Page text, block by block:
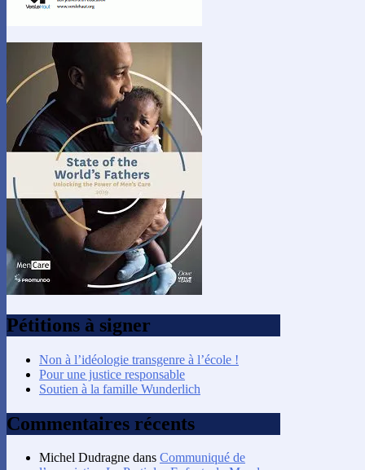
Pétitions à signer
Non à l’idéologie transgenre à l’école !
Pour une justice responsable
Soutien à la famille Wunderlich
Commentaires récents
Michel Dudragne dans Communiqué de